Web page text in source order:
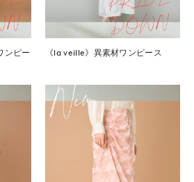
ンピー
《la veille》異素材ワンピース